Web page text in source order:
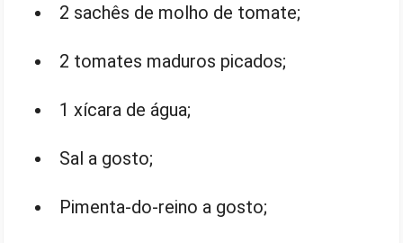
2 sachês de molho de tomate;
2 tomates maduros picados;
1 xícara de água;
Sal a gosto;
Pimenta-do-reino a gosto;